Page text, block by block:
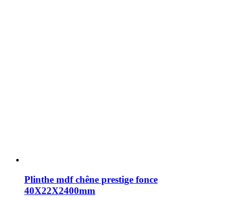
Plinthe mdf chêne prestige fonce
40X22X2400mm